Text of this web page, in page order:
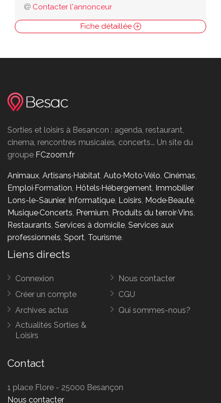
Contacter l'annonceur
Fiche détaillée
Sorties et loisirs à Besancon : agenda, restaurant,
cinema, rencontres musicales, concerts... Un site du
groupe FCzoom.fr
Animaux, Artisans·Habitat, Auto·Moto·Vélo, Cinémas,
Emploi·Formation, Hôtels·Hébergement, Immobilier
Lons-le-Saunier, Informatique, Loisirs, Mode·Beauté,
Musique·Concerts, Premium, Produits du terroir·Vins,
Restaurants, Services à domicile, Services aux
professionnels, Sport, Tourisme.
Liens directs
Connexion
Créer un compte
Archives actus
Actualités Sorties &
Loisirs
Nous contacter
CGU
Qui sommes-nous?
Contact
1 place Flore - 25000 Besançon
Nous contacter